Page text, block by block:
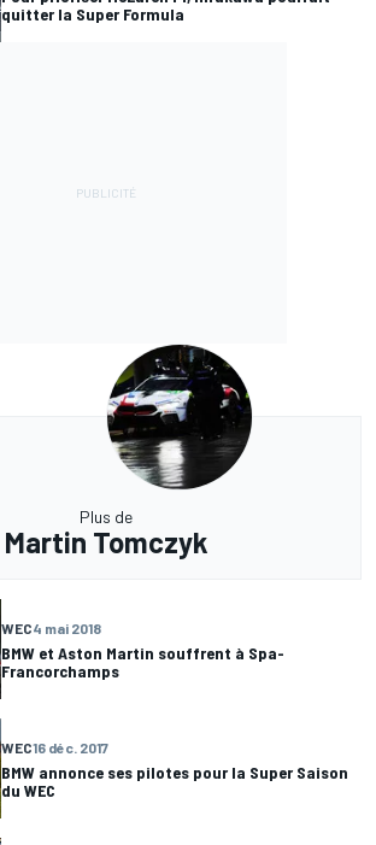
quitter la Super Formula
Plus de
Martin Tomczyk
WEC4 mai 2018
BMW et Aston Martin souffrent à Spa-
Francorchamps
WEC16 déc. 2017
BMW annonce ses pilotes pour la Super Saison
du WEC